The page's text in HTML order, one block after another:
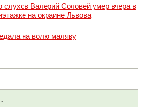
слухов Валерий Соловей умер вчера в
на окраине Львова
на волю маляву